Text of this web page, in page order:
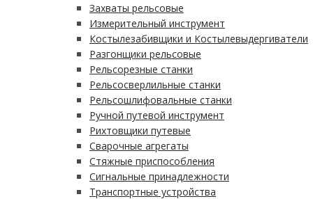
Захваты рельсовые
Измерительный инструмент
Костылезабивщики и Костылевыдергиватели
Разгонщики рельсовые
Рельсорезные станки
Рельсосверлильные станки
Рельсошлифовальные станки
Ручной путевой инструмент
Рихтовщики путевые
Сварочные агрегаты
Стяжные приспособления
Сигнальные принадлежности
Транспортные устройства